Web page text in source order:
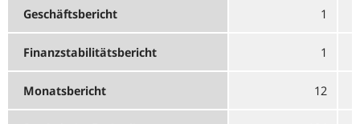
Geschäftsbericht 1
Finanzstabilitätsbericht 1
Monatsbericht 12